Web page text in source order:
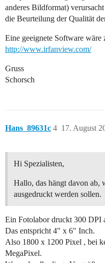
anderes Bildformat)
die Beurteilung der Qualität
Eine geeignete Software
http://www.irfanview.com/
Gruss
Schorsch
Hans_89631c 17. August
4
Hi Spezialisten,
Hallo, das hängt davon ab,
ausgedruckt werden sollen.
Ein Fotolabor druckt 300 DPI
Das entspricht 4" x 6" Inch.
Also 1800 x 1200 Pixel , bei
MegaPixel.